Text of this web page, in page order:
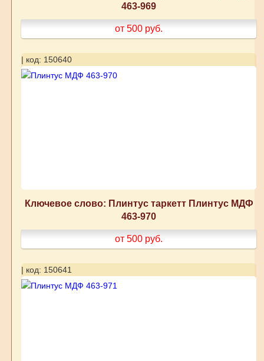
463-969
от 500 руб.
| код: 150640
Ключевое слово: Плинтус таркетт Плинтус МДФ
463-970
от 500 руб.
| код: 150641